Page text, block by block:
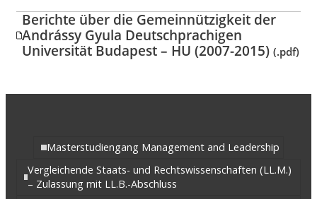
Berichte über die Gemeinnützigkeit der
Andrássy Gyula Deutschprachigen
Universität Budapest – HU (2007-2015)(.pdf)
Masterstudiengang Management and Leadership
Vergleichende Staats- und Rechtswissenschaften (LL.M.)
– Zulassung mit LL.B.-Abschluss